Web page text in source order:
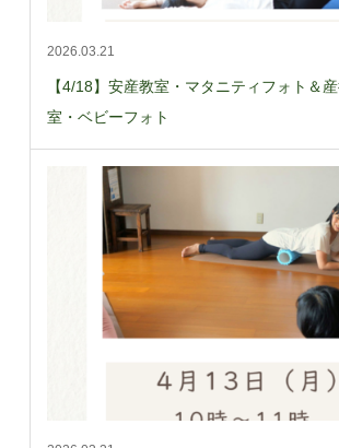
2026.03.21
【4/18】安産教室・マタニティフォト＆
室・ベビーフォト